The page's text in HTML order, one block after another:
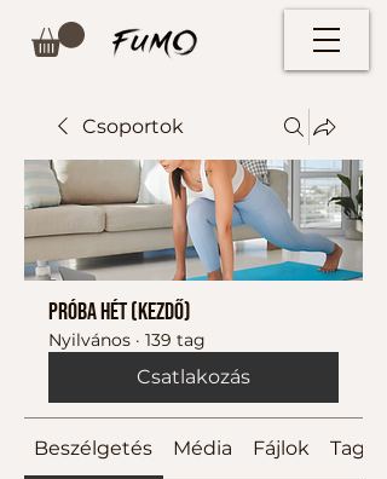
Csoportok
Próba hét (kezdő)
Nyilvános · 139 tag
Csatlakozás
Beszélgetés Média Fájlok Tagok